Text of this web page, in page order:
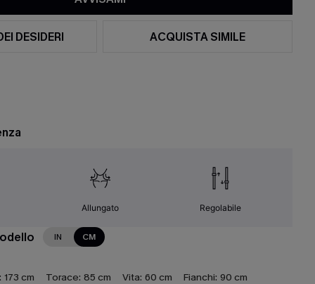
DESIDERI ACQUISTA SIMILE
Allungato Regolabile
IN CM
173 cm Torace: 85 cm Vita: 60 cm Fianchi: 90 cm